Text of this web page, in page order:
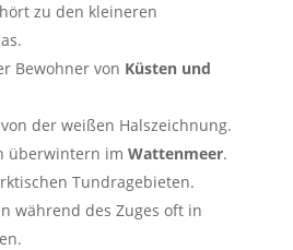
zu den kleineren
Bewohner von Küsten und
der weißen Halszeichnung.
überwintern im Wattenmeer.
Tundragebieten.
während des Zuges oft in